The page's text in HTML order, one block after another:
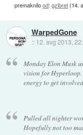
premaknilood:gzibret(14.
WarpedGone
:: 12. avg 2013,
Monday Elon Musk
vision for Hyperloop.
energy to get
Pulled all nighter
Hopefully not too